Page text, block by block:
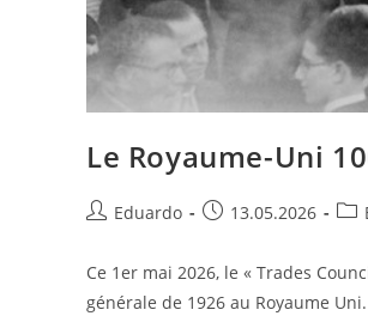
Le Royaume-Uni
Eduardo 13.05.2026
Ce 1er mai 2026, le « Trades
générale de 1926 au Royaume